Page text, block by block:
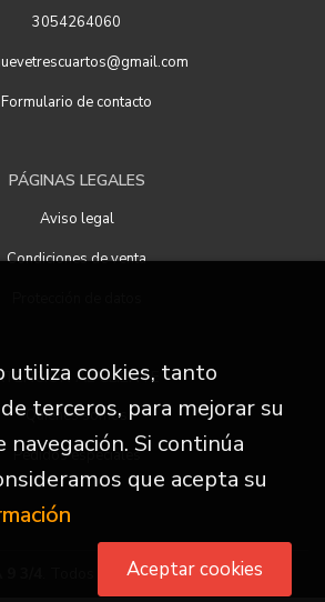
3054264060
Formulario de contacto
PÁGINAS LEGALES
Aviso legal
Condiciones de venta
AL CLIENTE
Quiénes somos
Pedidos especiales
. Todos los Derechos Reservados
utiliza cookies, tanto
terceros, para mejorar su
navegación. Si continúa
que acepta su
Aceptar cookies